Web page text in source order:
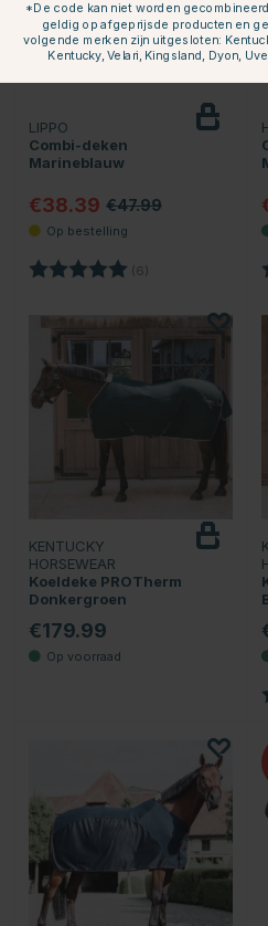
LIPPO
Combi-deken
Marineblauw
€38.39 €47.99
Beoordeling: (6)
KENTUCKY
HORSEWEAR
Koeldeke PROTherm
Donkergroen
€179.99
*De code kan niet worden
geldig op afgeprijsde producten en
volgende merken zijn uitgesloten:
Kentucky, Velari, Kingsland, Dyon,